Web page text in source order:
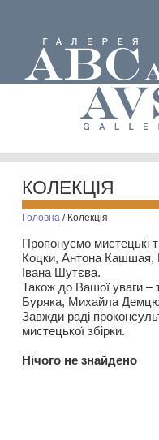
КОЛЕКЦІЯ
Головна / Колекція
Пропонуємо мистецькі
Коцки, Антона Кашшая,
Івана Шутєва.
Також до Вашої уваги –
Буряка, Михайла
Завжди раді
мистецької збірки.
Нiчого не знайдено